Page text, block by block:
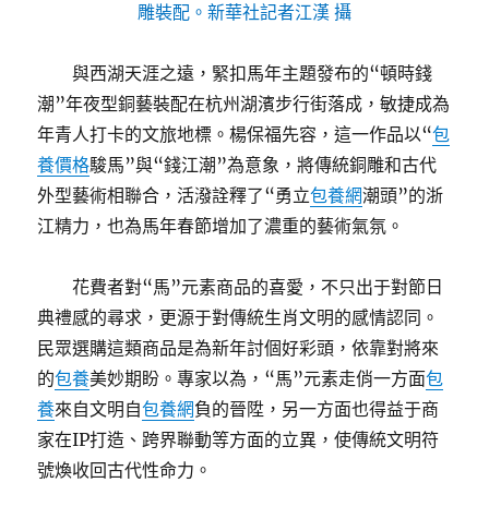
雕裝配。新華社記者江漢 攝
與西湖天涯之遠，緊扣馬年主題發布的“頓時錢
潮”年夜型銅藝裝配在杭州湖濱步行街落成，敏捷成為
年青人打卡的文旅地標。楊保福先容，這一作品以“包
養價格駿馬”與“錢江潮”為意象，將傳統銅雕和古代
外型藝術相聯合，活潑詮釋了“勇立包養網潮頭”的浙
江精力，也為馬年春節增加了濃重的藝術氣氛。
花費者對“馬”元素商品的喜愛，不只出于對節日
典禮感的尋求，更源于對傳統生肖文明的感情認同。
民眾選購這類商品是為新年討個好彩頭，依靠對將來
的包養美妙期盼。專家以為，“馬”元素走俏一方面包
養來自文明自包養網負的晉陞，另一方面也得益于商
家在IP打造、跨界聯動等方面的立異，使傳統文明符
號煥收回古代性命力。